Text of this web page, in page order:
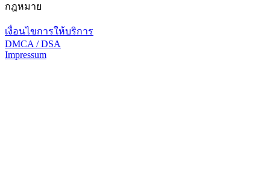
กฎหมาย
เงื่อนไขการให้บริการ
DMCA / DSA
Impressum